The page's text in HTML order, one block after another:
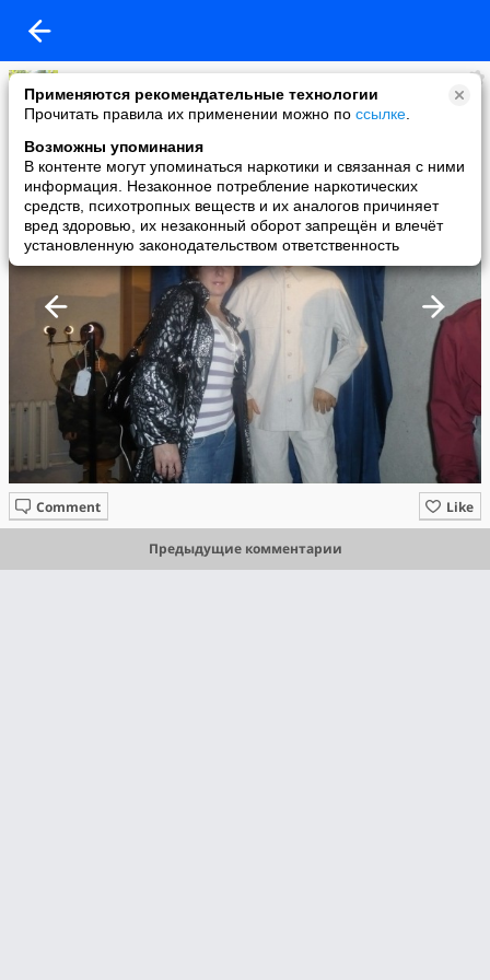
Применяются рекомендательные технологии
Прочитать правила их применении можно по ссылке
Возможны упоминания
В контенте могут упоминаться наркотики и связанная с ними
информация. Незаконное потребление наркотических
средств, психотропных веществ и их аналогов причиняет
вред здоровью, их незаконный оборот запрещён и влечёт
установленную законодательством ответственность
Нина Седова
added a photo
19 Sep в 17:45
Like
Comment
Предыдущие комментарии